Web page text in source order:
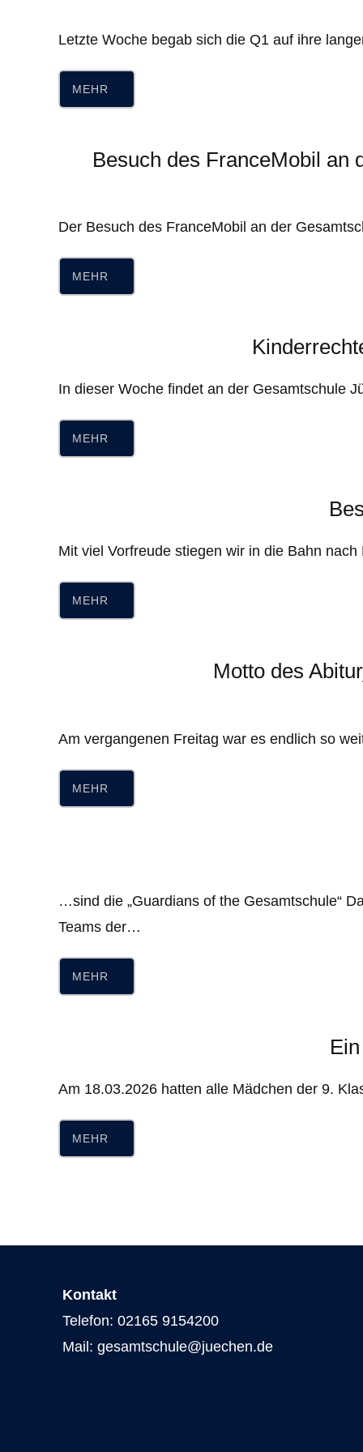
Letzte Woche begab sich die Q1 auf ihre
MEHR
Besuch des FranceMobil an
Der Besuch des FranceMobil an der
MEHR
In dieser Woche findet an der Gesamtschule
MEHR
Mit viel Vorfreude stiegen wir in die Bahn
MEHR
Motto des
Am vergangenen Freitag war es endlich so
MEHR
…sind die „Guardians of the Gesamtschule“
Teams der…
MEHR
Am 18.03.2026 hatten alle Mädchen der 9.
MEHR
Kontakt
Telefon: 02165 9154200
Mail: gesamtschule@juechen.de